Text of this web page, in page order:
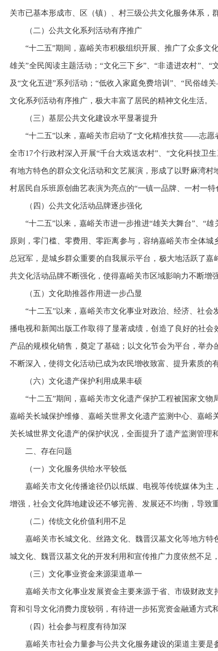
关市已基本形成市、区（镇）、村三级公共文化服务体系，
（二）公共文化系列活动有序推广
“十二五”期间，嘉峪关市积极组织开展、推广了众多文
雄关”全民阅读主题活动；“文化三下乡”、“非遗进农村”、“
及“文化五进”系列活动；“低收入家庭免费培训” 、“民俗雄关
文化系列活动有序推广，极大丰富了居民的精神文化生活。
（三）基层公共文化建设水平显著提升
“十二五”以来，嘉峪关市启动了“文化精准扶贫——志愿
全市17个行政村深入开展“千台大戏送农村” “文化科技卫
有地方特色的群众文化活动和文艺展演，形成了以野麻湾
村居民自乐班原创曲艺表演为亮点的“一镇一品牌、一村一特
（四）公共文化活动品牌逐步强化
“十二五”以来，嘉峪关市进一步推进“雄关大舞台” 、“雄
原则，零门槛、零费用、零距离参与，容纳嘉峪关市全体
总冠军，是城乡群众重要的自我展示平台，极大地活跃了
共文化活动品牌不断强化，使得嘉峪关市区域影响力不断
（五）文化助推器作用进一步凸显
“十二五”以来，嘉峪关市文化事业对政治、经济、社
播电视和新闻出版工作取得了显著成绩，创造了良好的社会
产品的规模化销售，奠定了基础；以文化节会为平台，举
不断深入，使得文化活动已成为农民增收致富、提升素质的
（六）文化遗产保护利用成果丰硕
“十二五”期间，嘉峪关市文化遗产保护工程被国家文物
嘉峪关长城保护维修、嘉峪关世界文化遗产监测中心、嘉
关长城世界文化遗产的保护状况，全面提升了遗产监测管
二、存在问题
（一）文化服务供给水平较低
嘉峪关市文化传播途径仍以纸媒、电视等传统媒体为
增强， 社会文化阵地建设还不够完善、发展还不均衡，导致
（二）传统文化价值利用不足
嘉峪关市长城文化、丝路文化、魏晋汉墓文化等地方
城文化、魏晋汉墓文化的开发利用和宣传推广力度依然不
（三）文化事业资金来源渠道单一
嘉峪关市文化事业发展资金主要来源于省、市级财政
育和引导文化消费力度较弱，有待进一步拓宽资金融通方式
（四）社会参与程度有待加深
嘉峪关市社会力量参与公共文化服务建设的渠道主要